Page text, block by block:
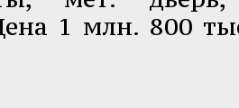
1 млн. 800